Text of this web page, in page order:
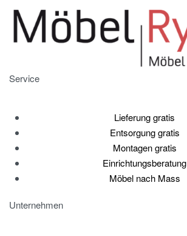
Service
Lieferung gratis
Entsorgung gratis
Montagen gratis
Einrichtungsberatung
Möbel nach Mass
Unternehmen